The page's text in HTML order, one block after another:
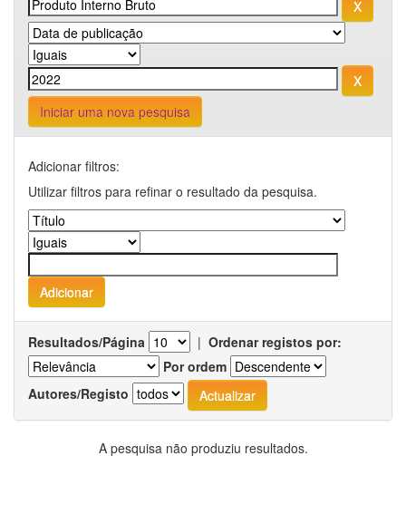
Iniciar uma nova pesquisa
Adicionar filtros:
Utilizar filtros para refinar o resultado da pesquisa.
Resultados/Página | Ordenar registos por:
Por ordem
Autores/Registo
A pesquisa não produziu resultados.